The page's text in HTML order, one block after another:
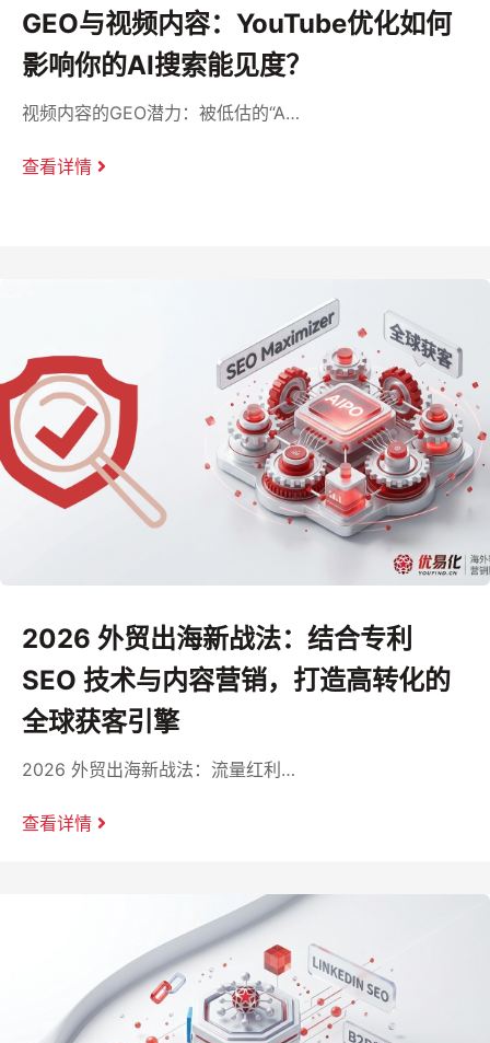
GEO与视频内容：YouTube优化如何
影响你的AI搜索能见度？
视频内容的GEO潜力：被低估的“A…
查看详情
2026 外贸出海新战法：结合专利
SEO 技术与内容营销，打造高转化的
全球获客引擎
2026 外贸出海新战法：流量红利…
查看详情